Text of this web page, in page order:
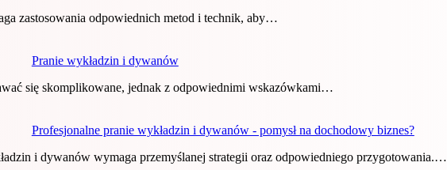
zastosowania odpowiednich metod i technik, aby…
Pranie wykładzin i dywanów
się skomplikowane, jednak z odpowiednimi wskazówkami…
Profesjonalne pranie wykładzin i dywanów - pomysł na dochodowy biznes?
i dywanów wymaga przemyślanej strategii oraz odpowiedniego przygotowania.…